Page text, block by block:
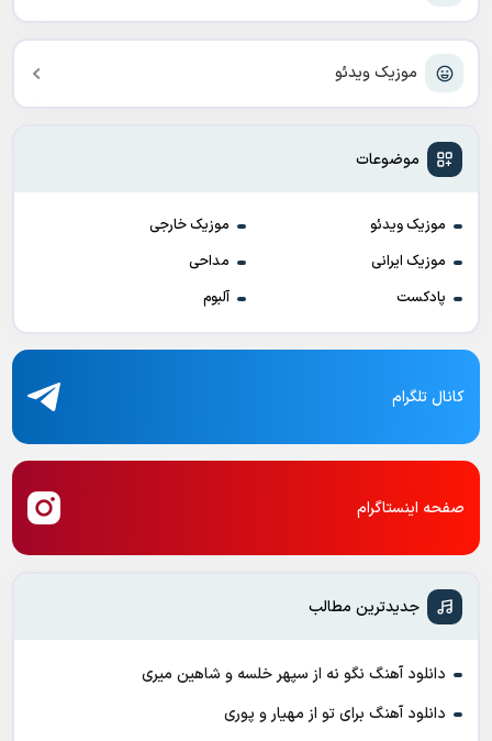
موزیک ویدئو
موضوعات
موزیک ویدئو
موزیک خارجی
موزیک ایرانی
مداحی
پادکست
آلبوم
کانال تلگرام
صفحه اینستاگرام
جدیدترین مطالب
دانلود آهنگ نگو نه از سپهر خلسه و شاهین میری
دانلود آهنگ برای تو از مهیار و پوری